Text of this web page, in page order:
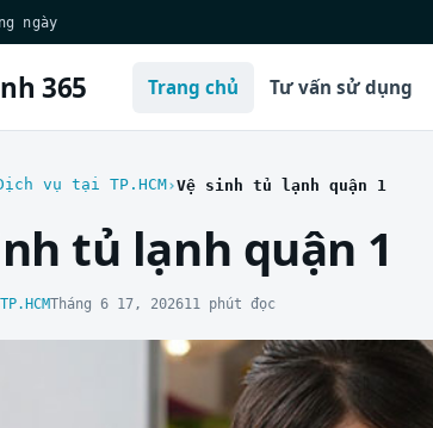
ngày
365 Trang chủ Tư vấn sử dụng
vụ tại TP.HCM Vệ sinh tủ lạnh quận 1
tủ lạnh quận 1
Tháng 6 17, 202611 phút đọc